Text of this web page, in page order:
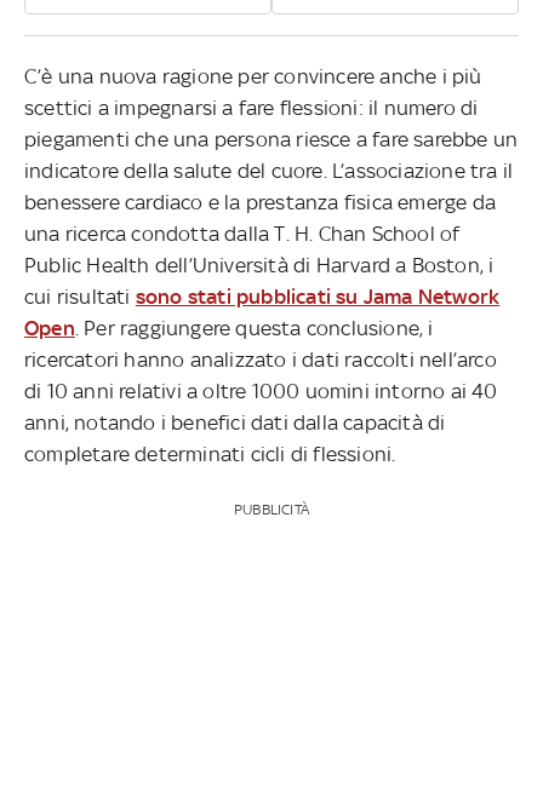
C’è una nuova ragione per convincere anche i più
scettici a impegnarsi a fare flessioni: il numero di
piegamenti che una persona riesce a fare sarebbe un
indicatore della salute del cuore. L’associazione tra il
benessere cardiaco e la prestanza fisica emerge da
una ricerca condotta dalla T. H. Chan School of
Public Health dell’Università di Harvard a Boston, i
cui risultati sono stati pubblicati su Jama Network
Open . Per raggiungere questa conclusione, i
ricercatori hanno analizzato i dati raccolti nell’arco
di 10 anni relativi a oltre 1000 uomini intorno ai 40
anni, notando i benefici dati dalla capacità di
completare determinati cicli di flessioni.
PUBBLICITÀ